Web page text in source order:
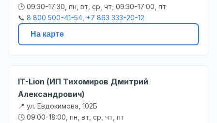
🕒 09:30-17:30, пн, вт, ср, чт; 09:30-17:00, пт
📞 8 800 500-41-54, +7 863 333-20-12
На карте
IT-Lion (ИП Тихомиров Дмитрий
Александрович)
📍 ул. Евдокимова, 102Б
🕒 09:00-18:00, пн, вт, ср, чт, пт